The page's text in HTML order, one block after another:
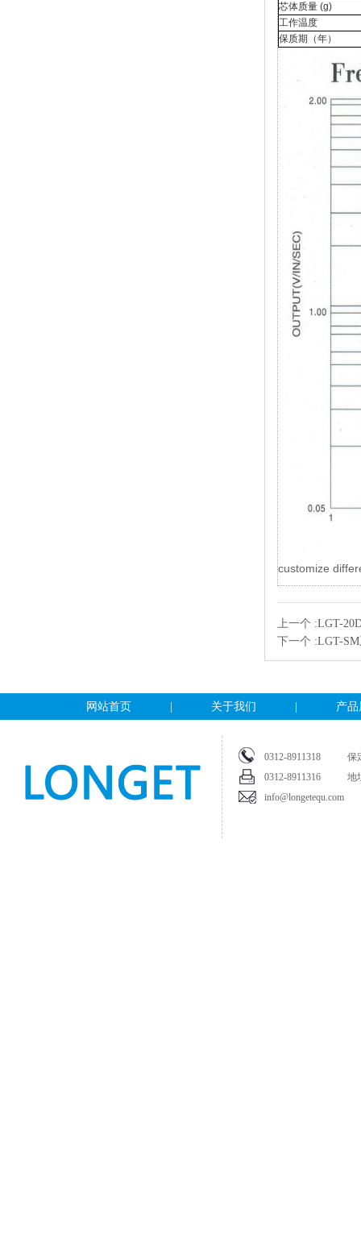
芯体质量 (g)
工作温度
保质期（年）
customize
上一个 :LGT-
下一个 :LGT-
网站首页 关于我们 产
0312-8911318 保定
0312-8911316 地址
info@longetequ.com